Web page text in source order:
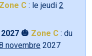
Zone C : le jeudi 2
🎃 Zone C : du
novembre 2027